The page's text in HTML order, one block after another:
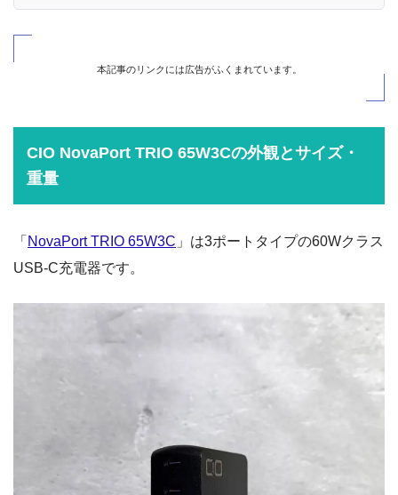
本記事のリンクには広告がふくまれています。
CIO NovaPort TRIO 65W3Cの外観とサイズ・
重量
「 NovaPort TRIO 65W3C 」は3ポートタイプの60Wクラス
USB-C充電器です。